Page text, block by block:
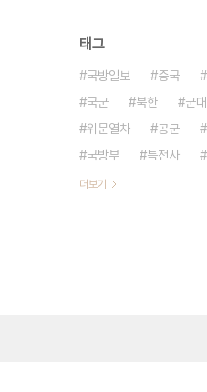
태그
국방일보 중국
국군
북한 군대
위문열차
공군
국방부
특전사
더보기